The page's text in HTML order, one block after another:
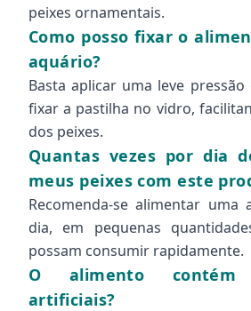
peixes ornamentais.
Como posso fixar o
aquário?
Basta aplicar uma leve
fixar a pastilha no vidro,
dos peixes.
Quantas vezes por dia
meus peixes com este
Recomenda-se alimentar uma
dia, em pequenas
possam consumir rapidamente.
O alimento contém
artificiais?